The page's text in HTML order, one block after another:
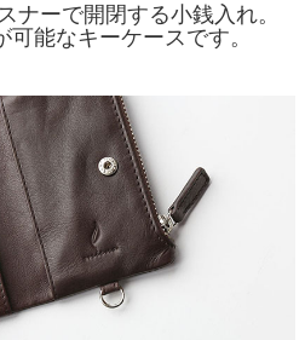
ナーで開閉する小銭入れ。
能なキーケースです。